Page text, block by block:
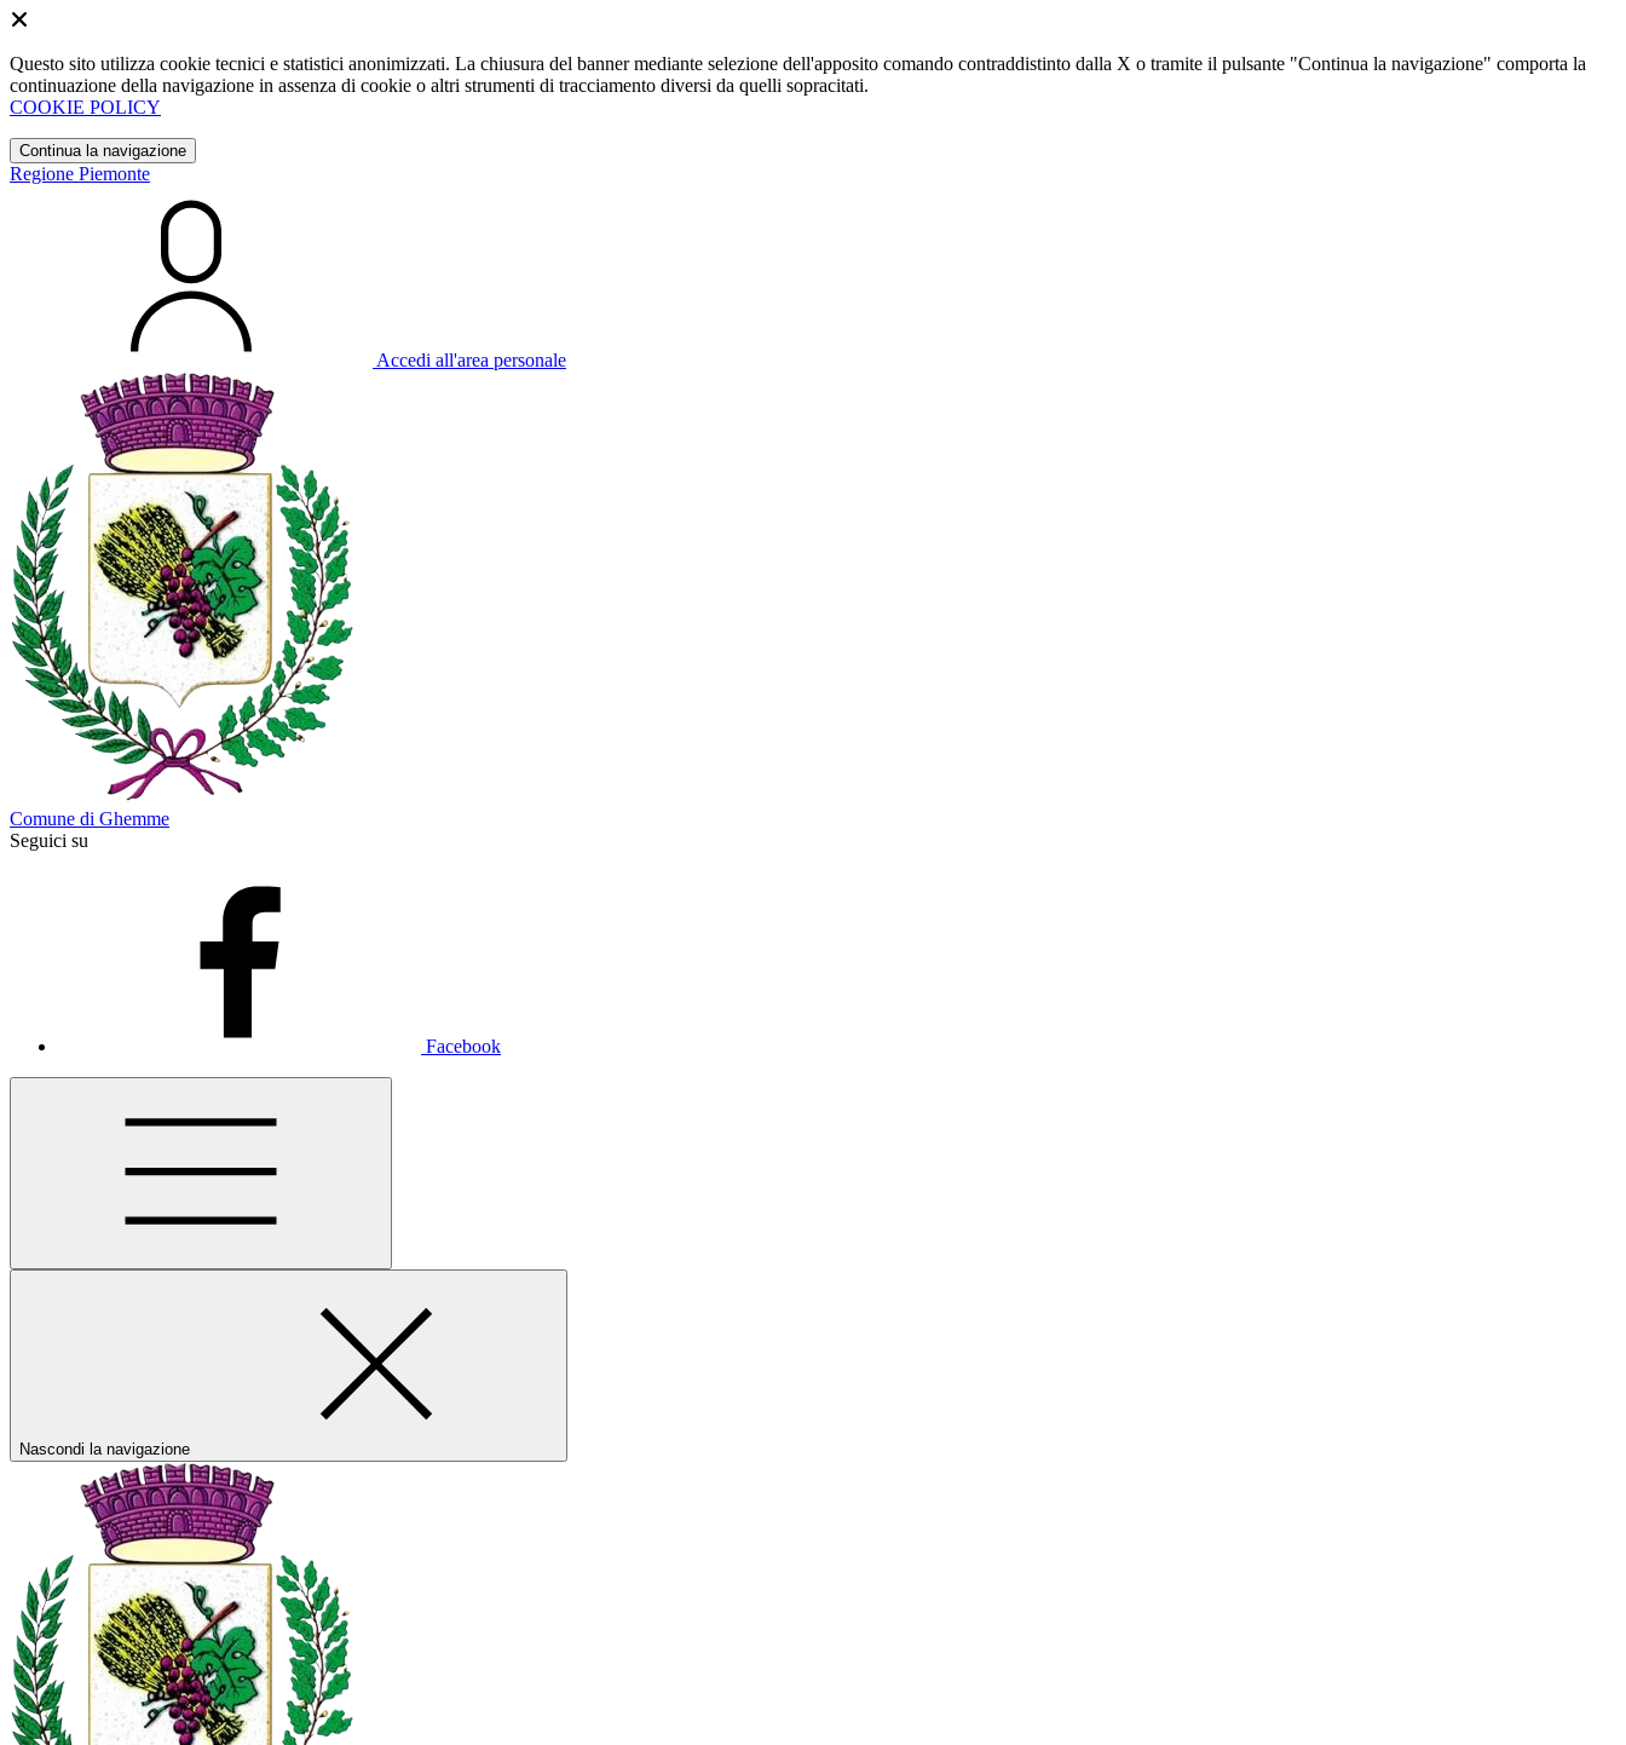
Questo sito utilizza cookie tecnici e statistici anonimizzati. La chiusura del banner mediante selezione dell'apposito comando contraddistinto dalla X o tramite il pulsante "Continua la navigazione" comporta la
continuazione della navigazione in assenza di cookie o altri strumenti di tracciamento diversi da quelli sopracitati.
COOKIE POLICY
Continua la navigazione
Regione Piemonte
Accedi all'area personale
Comune di Ghemme
Seguici su
Facebook
Nascondi la navigazione